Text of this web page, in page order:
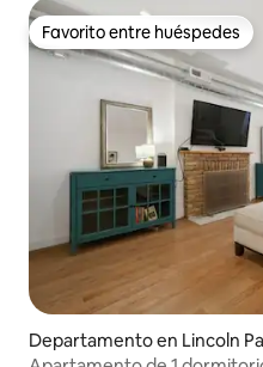
Favorito entre huéspedes
Favorito entre huéspedes
Departamento en Lincoln